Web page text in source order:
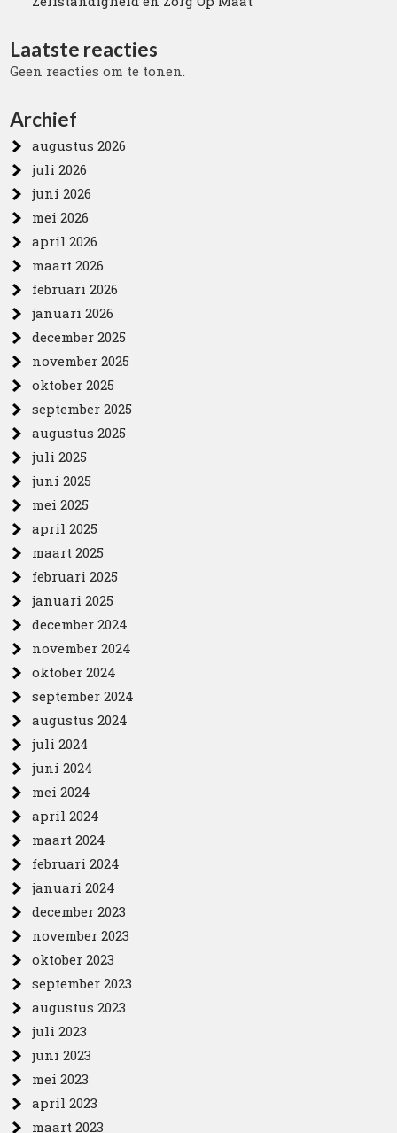
Laatste reacties
Geen reacties om te tonen.
Archief
augustus 2026
juli 2026
juni 2026
mei 2026
april 2026
maart 2026
februari 2026
januari 2026
december 2025
november 2025
oktober 2025
september 2025
augustus 2025
juli 2025
juni 2025
mei 2025
april 2025
maart 2025
februari 2025
januari 2025
december 2024
november 2024
oktober 2024
september 2024
augustus 2024
juli 2024
juni 2024
mei 2024
april 2024
maart 2024
februari 2024
januari 2024
december 2023
november 2023
oktober 2023
september 2023
augustus 2023
juli 2023
juni 2023
mei 2023
april 2023
maart 2023